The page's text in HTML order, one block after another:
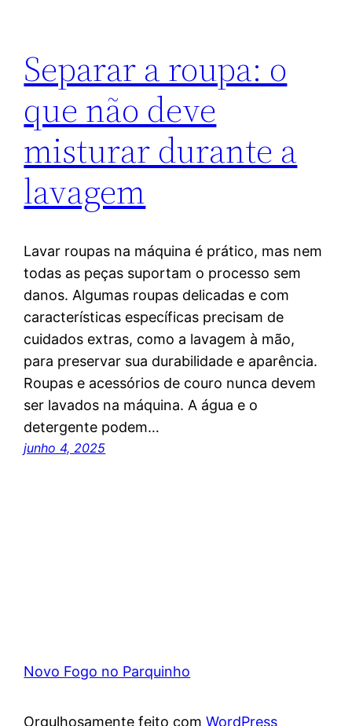
Separar a roupa: o
que não deve
misturar durante a
lavagem
Lavar roupas na máquina é prático, mas nem
todas as peças suportam o processo sem
danos. Algumas roupas delicadas e com
características específicas precisam de
cuidados extras, como a lavagem à mão,
para preservar sua durabilidade e aparência.
Roupas e acessórios de couro nunca devem
ser lavados na máquina. A água e o
detergente podem…
junho 4, 2025
Novo Fogo no Parquinho
Orgulhosamente feito comWordPress